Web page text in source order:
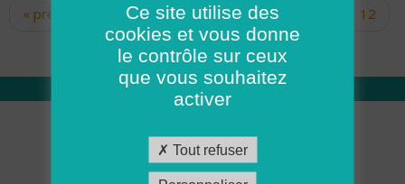
Pages
« premier ‹ précédent … 10
12
14 15 16 17
Qui sommes nous
Académie ADMR
Ce site utilise des
cookies et vous donne
le contrôle sur ceux
que vous souhaitez
activer
Tout refuser